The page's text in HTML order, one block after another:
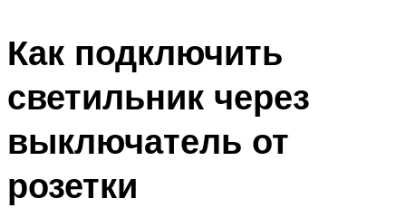
Как подключить
светильник через
выключатель от
розетки